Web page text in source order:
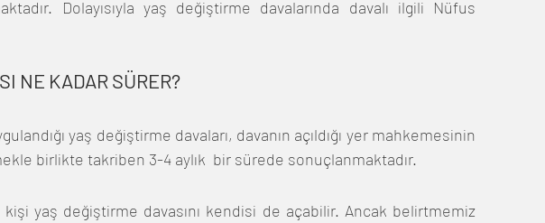
Dolayısıyla yaş değiştirme davalarında davalı ilgili Nüfus
NE KADAR SÜRER?
yaş değiştirme davaları, davanın açıldığı yer mahkemesinin
birlikte takriben 3-4 aylık  bir sürede sonuçlanmaktadır.